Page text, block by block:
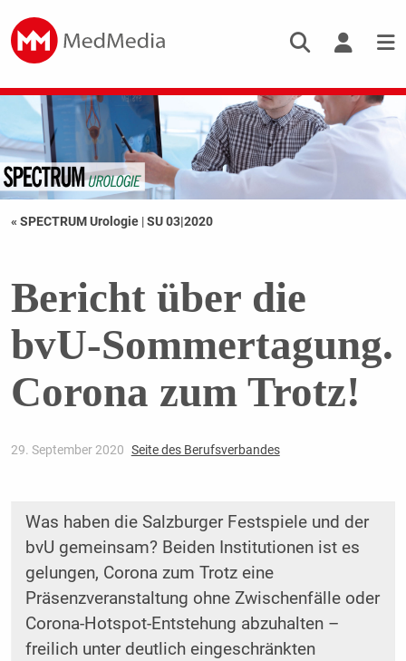
« SPECTRUM Urologie |SU 03|2020
Bericht über die
bvU-Sommertagung.
Corona zum Trotz!
29. September 2020 Seite des Berufsverbandes
Was haben die Salzburger Festspiele und der
bvU gemeinsam? Beiden Institutionen ist es
gelungen, Corona zum Trotz eine
Präsenzveranstaltung ohne Zwischenfälle oder
Corona-Hotspot-Entstehung abzuhalten –
freilich unter deutlich eingeschränkten